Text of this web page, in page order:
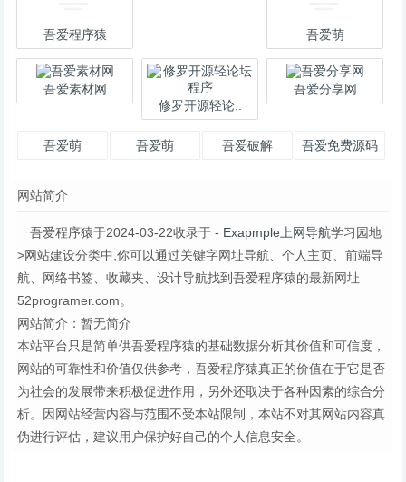
吾爱程序猿 吾爱萌
吾爱素材网
修罗开源轻论..
吾爱分享网
吾爱萌 吾爱萌 吾爱破解
吾爱免费源码
网站简介
吾爱程序猿于2024-03-22收录于 - Exapmple上网导航学习园地
>网站建设分类中,你可以通过关键字网址导航、个人主页、前端导
航、网络书签、收藏夹、设计导航找到吾爱程序猿的最新网址
52programer.com。
网站简介：暂无简介
本站平台只是简单供吾爱程序猿的基础数据分析其价值和可信度，
网站的可靠性和价值仅供参考，吾爱程序猿真正的价值在于它是否
为社会的发展带来积极促进作用，另外还取决于各种因素的综合分
析。因网站经营内容与范围不受本站限制，本站不对其网站内容真
伪进行评估，建议用户保护好自己的个人信息安全。